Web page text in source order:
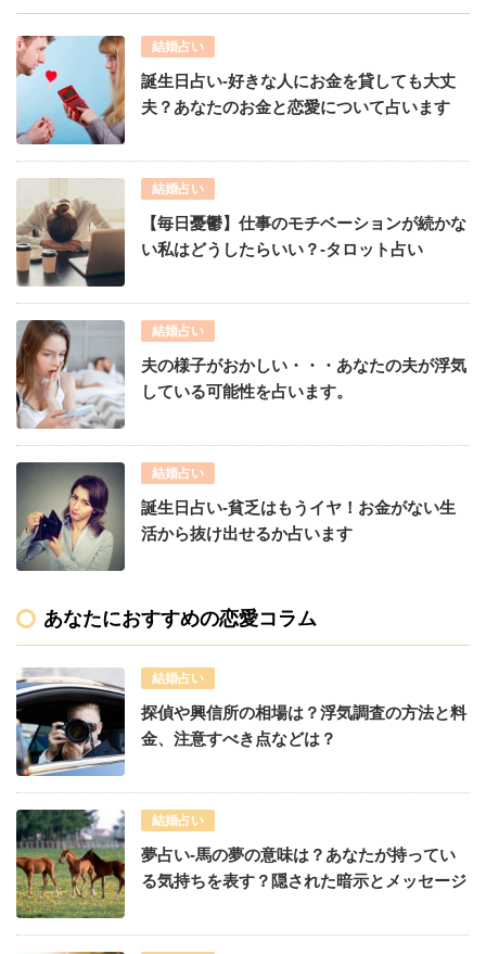
結婚占い
誕生日占い-好きな人にお金を貸しても大丈
夫？あなたのお金と恋愛について占います
結婚占い
【毎日憂鬱】仕事のモチベーションが続かな
い私はどうしたらいい？-タロット占い
結婚占い
夫の様子がおかしい・・・あなたの夫が浮気
している可能性を占います。
結婚占い
誕生日占い-貧乏はもうイヤ！お金がない生
活から抜け出せるか占います
あなたにおすすめの恋愛コラム
結婚占い
探偵や興信所の相場は？浮気調査の方法と料
金、注意すべき点などは？
結婚占い
夢占い-馬の夢の意味は？あなたが持ってい
る気持ちを表す？隠された暗示とメッセージ